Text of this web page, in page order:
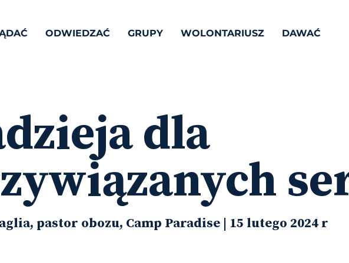
ODWIEDZAĆ GRUPY WOLONTARIUSZ DAWAĆ
dla
pastor obozu, Camp Paradise | 15 lutego 2024 r